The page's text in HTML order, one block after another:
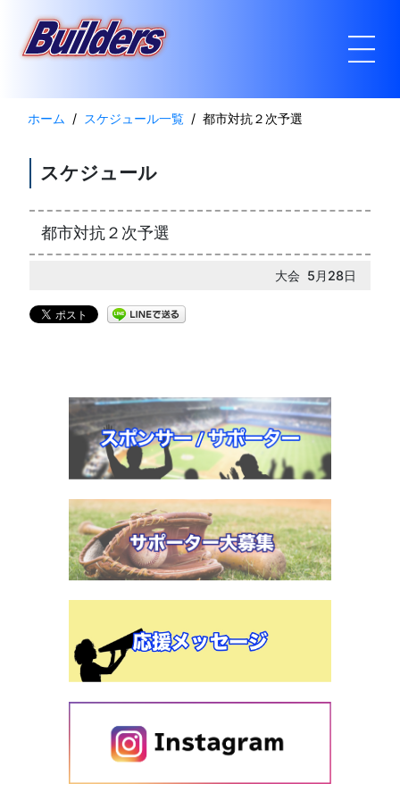
ホーム スケジュール一覧 都市対抗２次予選
スケジュール
都市対抗２次予選
大会 5月28日